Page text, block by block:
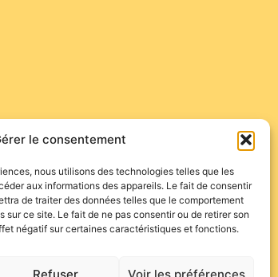
le consentement
nous utilisons des technologies telles que les
aux informations des appareils. Le fait de consentir
de traiter des données telles que le comportement
sur ce site. Le fait de ne pas consentir ou de retirer son
négatif sur certaines caractéristiques et fonctions.
Refuser Voir les préférences